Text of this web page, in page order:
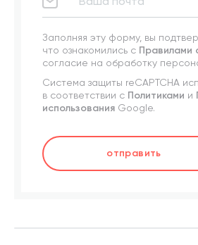
Заполняя эту форму, вы
что ознакомились с Правилами
согласие на обработку
Система защиты reCAPTCHA
в соответствии с Политиками и
использования Google.
отправить